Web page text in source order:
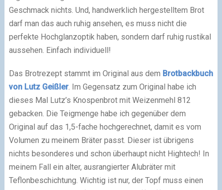
Geschmack nichts. Und, handwerklich hergestelltem Brot
darf man das auch ruhig ansehen, es muss nicht die
perfekte Hochglanzoptik haben, sondern darf ruhig rustikal
aussehen. Einfach individuell!
Das Brotrezept stammt im Original aus dem Brotbackbuch
von Lutz Geißler. Im Gegensatz zum Original habe ich
dieses Mal Lutz’s Knospenbrot mit Weizenmehl 812
gebacken. Die Teigmenge habe ich gegenüber dem
Original auf das 1,5-fache hochgerechnet, damit es vom
Volumen zu meinem Bräter passt. Dieser ist übrigens
nichts besonderes und schon überhaupt nicht Hightech! In
meinem Fall ein alter, ausrangierter Alubräter mit
Teflonbeschichtung. Wichtig ist nur, der Topf muss einen